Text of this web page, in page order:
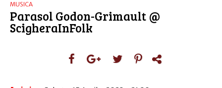
MUSICA
Parasol Godon-Grimault @
ScigheraInFolk